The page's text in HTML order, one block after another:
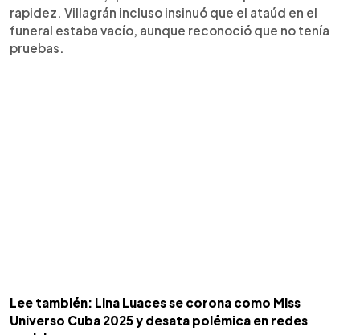
rapidez. Villagrán incluso insinuó que el ataúd en el
funeral estaba vacío, aunque reconoció que no tenía
pruebas.
Lee también: Lina Luaces se corona como Miss
Universo Cuba 2025 y desata polémica en redes